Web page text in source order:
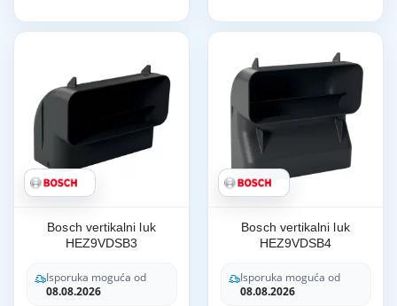
Bosch vertikalni luk
HEZ9VDSB3
Isporuka moguća od
08.08.2026
Bosch vertikalni luk
HEZ9VDSB4
Isporuka moguća od
08.08.2026